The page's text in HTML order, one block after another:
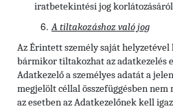
iratbetekintési jog
A tiltakozáshoz való jog
Az Érintett személy saját helyzetével
bármikor tiltakozhat az adatkezelés
Adatkezelő a személyes adatát a
megjelölt céllal összefüggésben nem
az esetben az Adatkezelőnek kell